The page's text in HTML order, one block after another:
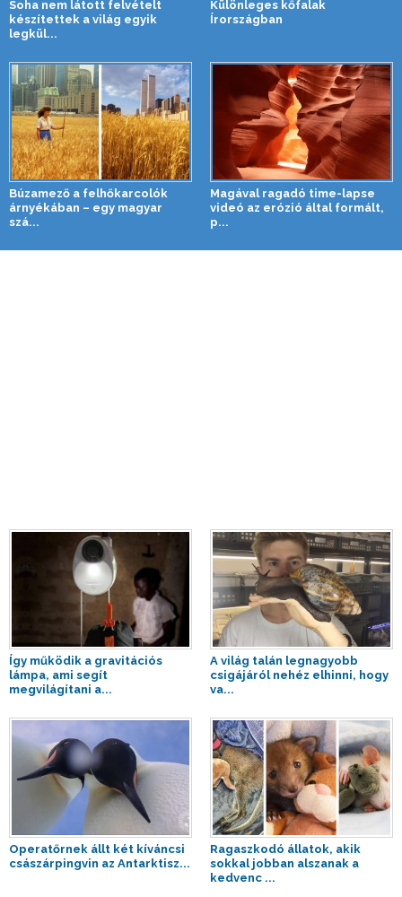
Soha nem látott felvételt
készítettek a világ egyik
legkül...
Különleges kőfalak
Írországban
Búzamező a felhőkarcolók
árnyékában – egy magyar
szá...
Magával ragadó time-lapse
videó az erózió által formált,
p...
Így működik a gravitációs
lámpa, ami segít
megvilágítani a...
A világ talán legnagyobb
csigájáról nehéz elhinni, hogy
va...
Operatőrnek állt két kíváncsi
császárpingvin az Antarktisz...
Ragaszkodó állatok, akik
sokkal jobban alszanak a
kedvenc ...